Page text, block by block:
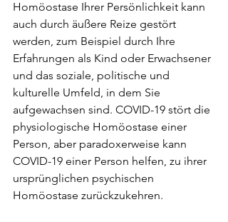
Homöostase Ihrer Persönlichkeit kann
auch durch äußere Reize gestört
werden, zum Beispiel durch Ihre
Erfahrungen als Kind oder Erwachsener
und das soziale, politische und
kulturelle Umfeld, in dem Sie
aufgewachsen sind. COVID-19 stört die
physiologische Homöostase einer
Person, aber paradoxerweise kann
COVID-19 einer Person helfen, zu ihrer
ursprünglichen psychischen
Homöostase zurückzukehren.